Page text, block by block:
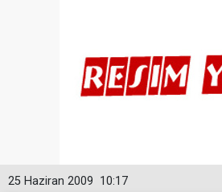
10:17
25 Haziran 2009